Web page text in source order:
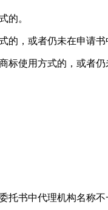
的。
，或者仍未在申请书
使用方式的，或者仍
托书中代理机构名称不